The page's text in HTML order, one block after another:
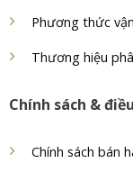
Phương thức
Thương hiệu
Chính sách &
Chính sách bán